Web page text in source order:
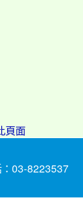
03-8223537